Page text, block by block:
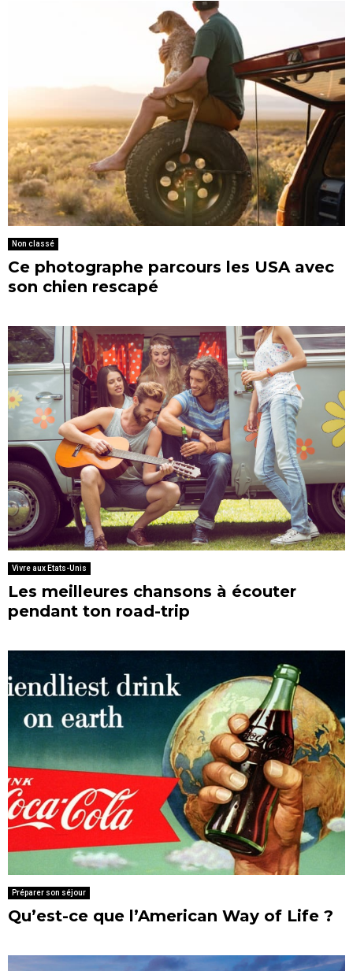
Non classé
Ce photographe parcours les USA avec
son chien rescapé
Vivre aux Etats-Unis
Les meilleures chansons à écouter
pendant ton road-trip
Préparer son séjour
Qu’est-ce que l’American Way of Life ?